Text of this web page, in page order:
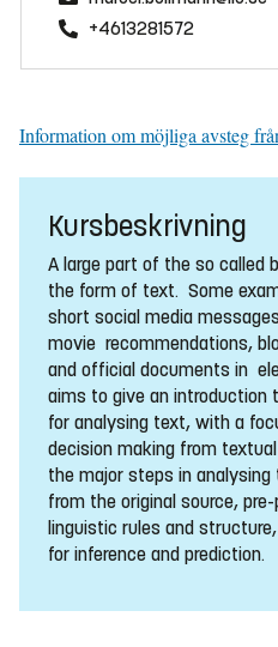
+4613281572
Information om möjliga avsteg
Kursbeskrivning
A large part of the so called
the form of text. Some
short social media
movie recommendations,
and official documents in
aims to give an
for analysing text, with a
decision making from
the major steps in
from the original source,
linguistic rules and
for inference and prediction.